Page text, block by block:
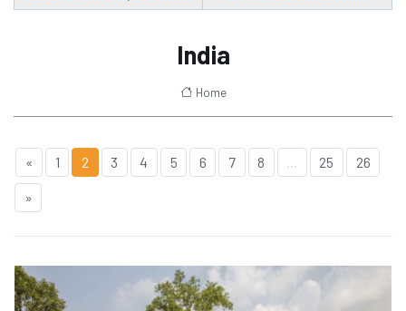
India
Home
« 1 2 3 4 5 6 7 8 25 26
»